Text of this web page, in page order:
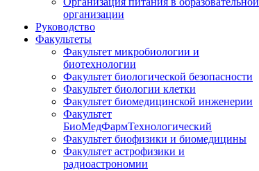
организации
Руководство
Факультеты
Факультет микробиологии и
биотехнологии
Факультет биологической безопасности
Факультет биологии клетки
Факультет биомедицинской инженерии
Факультет
БиоМедФармТехнологический
Факультет биофизики и биомедицины
Факультет астрофизики и
радиоастрономии